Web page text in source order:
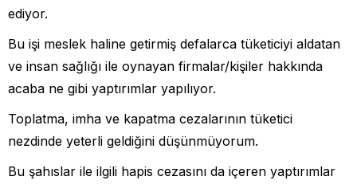
ediyor.
Bu işi meslek haline getirmiş defalarca tüketiciyi aldatan
ve insan sağlığı ile oynayan firmalar/kişiler hakkında
acaba ne gibi yaptırımlar yapılıyor.
Toplatma, imha ve kapatma cezalarının tüketici
nezdinde yeterli geldiğini düşünmüyorum.
Bu şahıslar ile ilgili hapis cezasını da içeren yaptırımlar